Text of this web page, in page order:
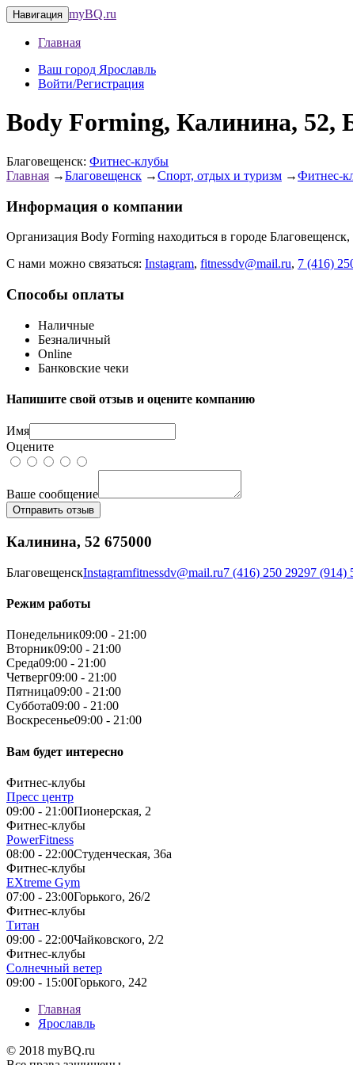
Навигация myBQ.ru
Главная
Ваш город Ярославль
Войти/Регистрация
Body Forming, Калинина, 52,
Благовещенск: Фитнес-клубы
Главная →Благовещенск →Спорт, отдых и туризм →Фитнес-
Информация о компании
Организация Body Forming находиться в городе Благовещенск,
С нами можно связаться: Instagram, fitnessdv@mail.ru, 7 (416)
Способы оплаты
Наличные
Безналичный
Online
Банковские чеки
Напишите свой отзыв и оцените компанию
Имя
Оцените
Ваше сообщение
Отправить отзыв
Калинина, 52 675000
БлаговещенскInstagramfitnessdv@mail.ru7 (416) 250 29297 (914)
Режим работы
Понедельник09:00 - 21:00
Вторник09:00 - 21:00
Среда09:00 - 21:00
Четверг09:00 - 21:00
Пятница09:00 - 21:00
Суббота09:00 - 21:00
Воскресенье09:00 - 21:00
Вам будет интересно
Фитнес-клубы
Пресс центр
09:00 - 21:00Пионерская, 2
Фитнес-клубы
PowerFitness
08:00 - 22:00Студенческая, 36а
Фитнес-клубы
EXtreme Gym
07:00 - 23:00Горького, 26/2
Фитнес-клубы
Титан
09:00 - 22:00Чайковского, 2/2
Фитнес-клубы
Солнечный ветер
09:00 - 15:00Горького, 242
Главная
Ярославль
© 2018 myBQ.ru